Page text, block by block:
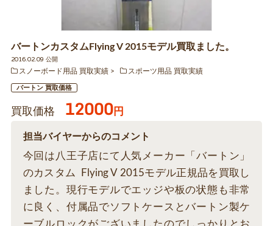
バートンカスタムFlying V 2015モデル買取ました。
2016.02.09 公開
スノーボード用品 買取実績
スポーツ用品 買取実績
バートン 買取価格
買取価格 12000円
担当バイヤーからのコメント
今回は八王子店にて人気メーカー「バートン」
のカスタム Flying V 2015モデル正規品を買取し
ました。現行モデルでエッジや板の状態も非常
に良く、付属品でソフトケースとバートン製ケ